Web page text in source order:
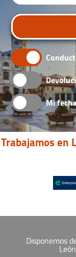
Mi
Trabajamos en
Disponemos